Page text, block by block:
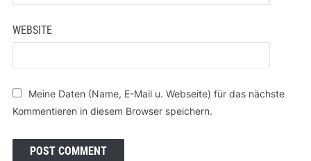
WEBSITE
Meine Daten (Name, E-Mail u. Webseite) für das nächste
Kommentieren in diesem Browser speichern.